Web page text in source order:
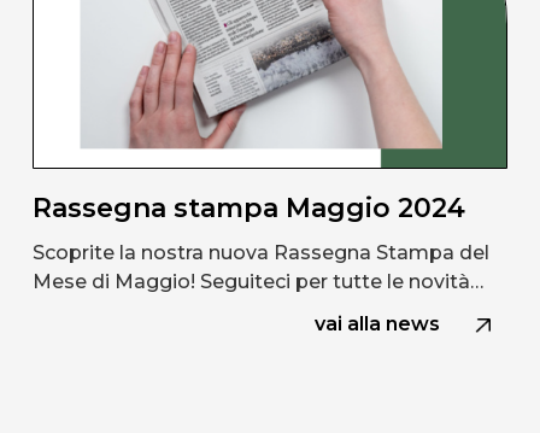
Rassegna stampa Maggio 2024
Scoprite la nostra nuova Rassegna Stampa del
Mese di Maggio! Seguiteci per tutte le novità…
vai alla news